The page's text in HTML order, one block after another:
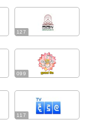
127
099
117